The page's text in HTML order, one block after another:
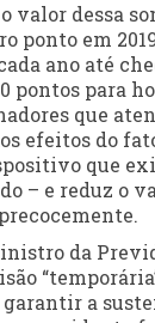
valor dessa
ponto em
ano até
pontos para
que
efeitos do
que
– e reduz o
da
a